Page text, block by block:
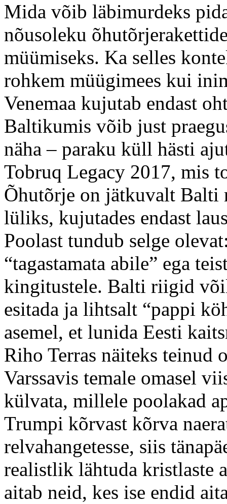
Mida võib läbimurdeks
nõusoleku
müümiseks. Ka selles
rohkem müügimees kui
Venemaa kujutab endast
Baltikumis võib just
näha – paraku küll hästi
Tobruq Legacy 2017, mis
Õhutõrje on jätkuvalt Balti
lüliks, kujutades endast
Poolast tundub selge
“tagastamata abile” ega
kingitustele. Balti riigid
esitada ja lihtsalt “pappi
asemel, et lunida Eesti
Riho Terras näiteks teinud
Varssavis temale omasel
külvata, millele poolakad
Trumpi kõrvast kõrva
relvahangetesse, siis
realistlik lähtuda kristlaste
aitab neid, kes ise endid